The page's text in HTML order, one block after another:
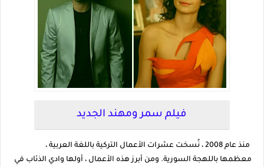
فيلم سمر ومهند الجديد
منذ عام 2008 ، نُسخت عشرات الأعمال التركية باللغة العربية ،
معظمها باللهجة السورية. ومن أبرز هذه الأعمال ، أولها وادي الذئاب في